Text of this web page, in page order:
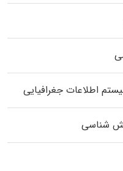
اطلاعات جغرافیایی
شناسی